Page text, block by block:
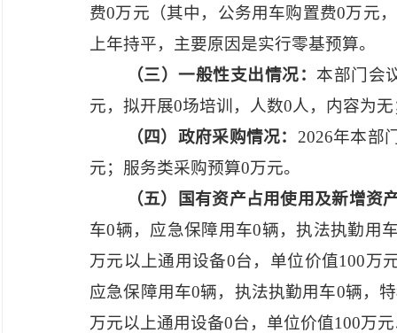
费0万元（其中，公务用车购置费0万元
上年持平，主要原因是实行零基预算。
（三）一般性支出情况： 本部门会
元，拟开展0场培训，人数0人，内容为
（四）政府采购情况： 2026年本部
元；服务类采购预算0万元。
（五）国有资产占用使用及新增资
车0辆，应急保障用车0辆，执法执勤用
万元以上通用设备0台，单位价值100万
应急保障用车0辆，执法执勤用车0辆，
万元以上通用设备0台，单位价值100万